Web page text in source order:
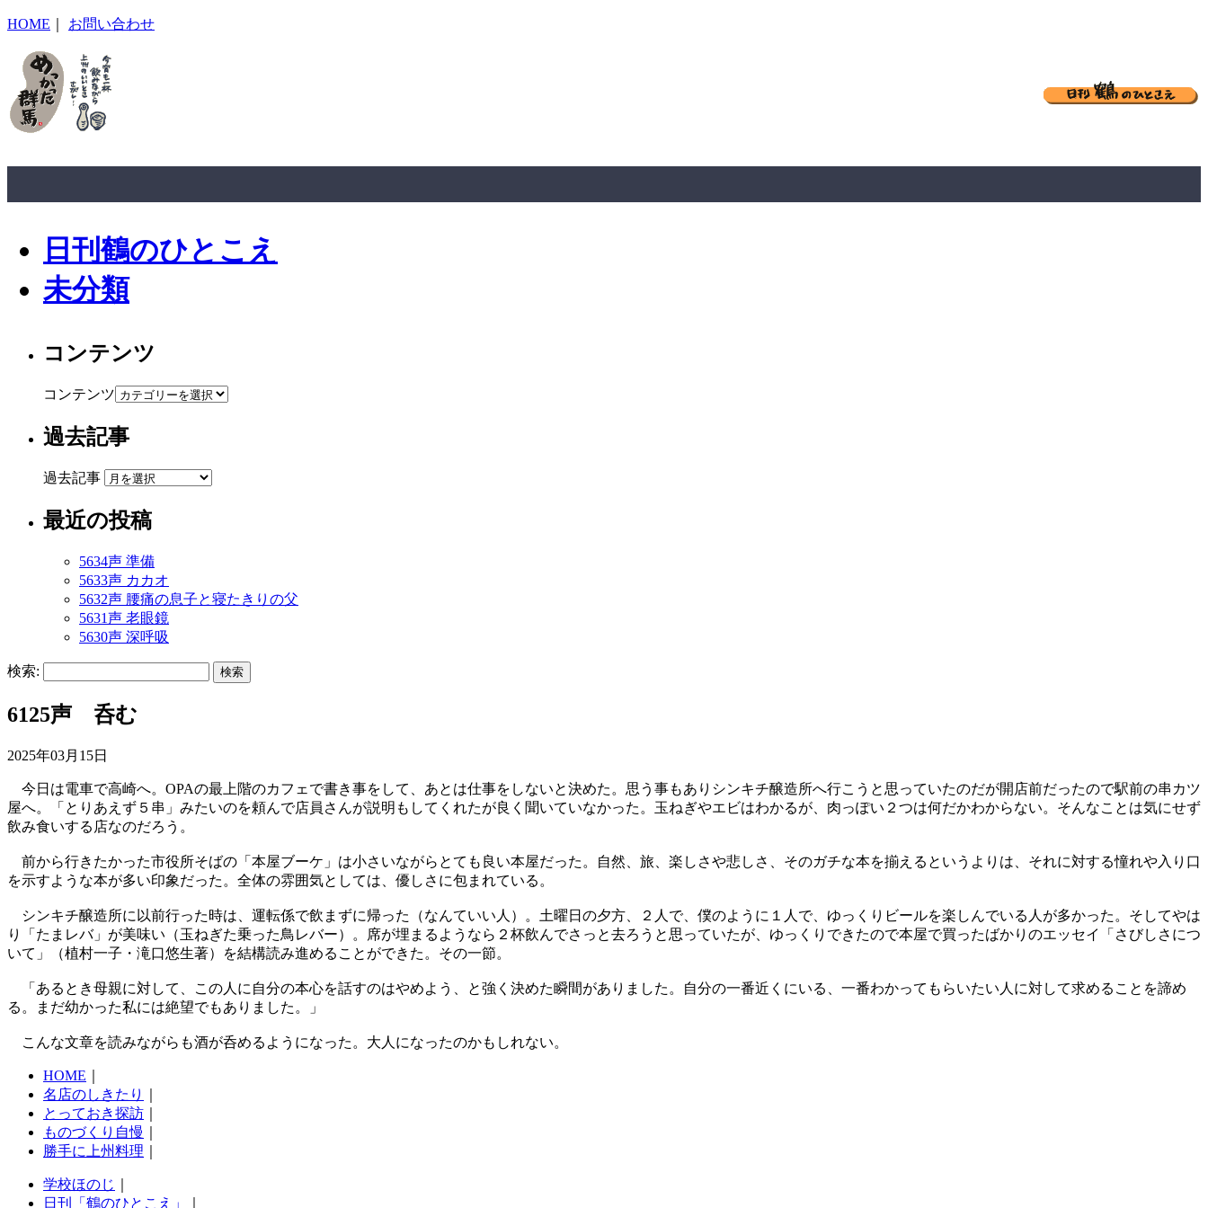
HOME お問い合わせ
日刊鶴のひとこえ
未分類
コンテンツ
コンテンツ
過去記事
過去記事
最近の投稿
5634声 準備
5633声 カカオ
5632声 腰痛の息子と寝たきりの父
5631声 老眼鏡
5630声 深呼吸
検索:
6125声 呑む
2025年03月15日
今日は電車で高崎へ。OPAの最上階のカフェで書き事をして、あとは仕事をしないと決めた。思う事もありシンキチ醸造所へ行こうと思っていたのだが開店前だったので駅前の串カツ
屋へ。「とりあえず５串」みたいのを頼んで店員さんが説明もしてくれたが良く聞いていなかった。玉ねぎやエビはわかるが、肉っぽい２つは何だかわからない。そんなことは気にせず
飲み食いする店なのだろう。
前から行きたかった市役所そばの「本屋ブーケ」は小さいながらとても良い本屋だった。自然、旅、楽しさや悲しさ、そのガチな本を揃えるというよりは、それに対する憧れや入り口
を示すような本が多い印象だった。全体の雰囲気としては、優しさに包まれている。
シンキチ醸造所に以前行った時は、運転係で飲まずに帰った（なんていい人）。土曜日の夕方、２人で、僕のように１人で、ゆっくりビールを楽しんでいる人が多かった。そしてやは
り「たまレバ」が美味い（玉ねぎた乗った鳥レバー）。席が埋まるようなら２杯飲んでさっと去ろうと思っていたが、ゆっくりできたので本屋で買ったばかりのエッセイ「さびしさにつ
いて」（植村一子・滝口悠生著）を結構読み進めることができた。その一節。
「あるとき母親に対して、この人に自分の本心を話すのはやめよう、と強く決めた瞬間がありました。自分の一番近くにいる、一番わかってもらいたい人に対して求めることを諦め
る。まだ幼かった私には絶望でもありました。」
こんな文章を読みながらも酒が呑めるようになった。大人になったのかもしれない。
HOME
名店のしきたり
とっておき探訪
ものづくり自慢
勝手に上州料理
学校ほのじ
日刊「鶴のひとこえ」